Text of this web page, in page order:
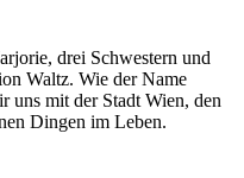
drei Schwestern und
Waltz. Wie der Name
uns mit der Stadt Wien, den
Dingen im Leben.